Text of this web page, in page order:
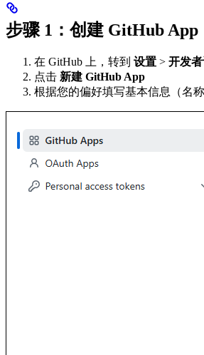
步骤 1：创建 GitHub App
在 GitHub 上，转到 设置 > 开发
点击 新建 GitHub App
根据您的偏好填写基本信息（名